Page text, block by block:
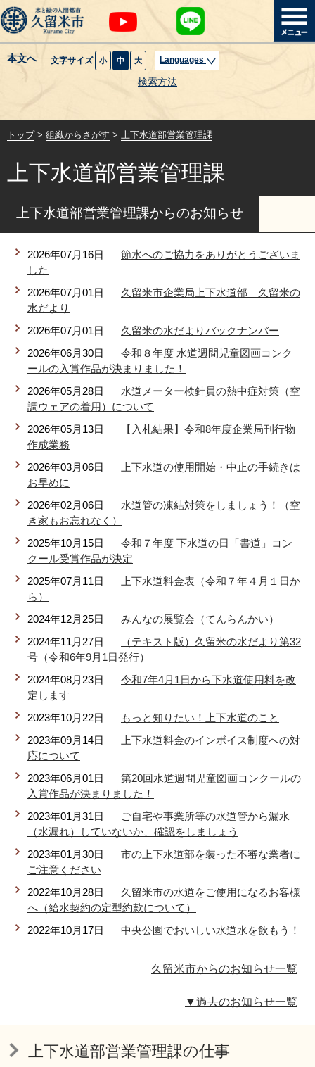
本文へ 文字サイズ 小 中 大 Languages
検索方法
暮らし・届出
健康・医療・福祉
観光魅力・イベント
創業・産業・ビジネス
計画・政策
サイトマップ 組織から探す
リンク集 利用ガイド
プライバシーポリシー
サイトについて
閉じる
トップ> 組織からさがす > 上下水道部営業管理課
上下水道部営業管理課
上下水道部営業管理課からのお知らせ
2026年07月16日
節水へのご協力をありがとうございま
した
2026年07月01日
久留米市企業局上下水道部 久留米の
水だより
2026年07月01日
久留米の水だよりバックナンバー
2026年06月30日
令和８年度 水道週間児童図画コンク
ールの入賞作品が決まりました！
2026年05月28日
水道メーター検針員の熱中症対策（空
調ウェアの着用）について
2026年05月13日
【入札結果】令和8年度企業局刊行物
作成業務
2026年03月06日
上下水道の使用開始・中止の手続きは
お早めに
2026年02月06日
水道管の凍結対策をしましょう！（空
き家もお忘れなく）
2025年10月15日
令和７年度 下水道の日「書道」コン
クール受賞作品が決定
2025年07月11日
上下水道料金表（令和７年４月１日か
ら）
2024年12月25日
みんなの展覧会（てんらんかい）
2024年11月27日
（テキスト版）久留米の水だより第32
号（令和6年9月1日発行）
2024年08月23日
令和7年4月1日から下水道使用料を改
定します
2023年10月22日
もっと知りたい！上下水道のこと
2023年09月14日
上下水道料金のインボイス制度への対
応について
2023年06月01日
第20回水道週間児童図画コンクールの
入賞作品が決まりました！
2023年01月31日
ご自宅や事業所等の水道管から漏水
（水漏れ）していないか、確認をしましょう
2023年01月30日
市の上下水道部を装った不審な業者に
ご注意ください
2022年10月28日
久留米市の水道をご使用になるお客様
へ（給水契約の定型約款について）
2022年10月17日
中央公園でおいしい水道水を飲もう！
久留米市からのお知らせ一覧
▼過去のお知らせ一覧
上下水道部営業管理課の仕事